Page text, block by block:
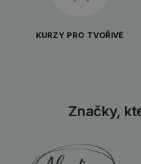
KURZY PRO TVOŘIVÉ
Značky,